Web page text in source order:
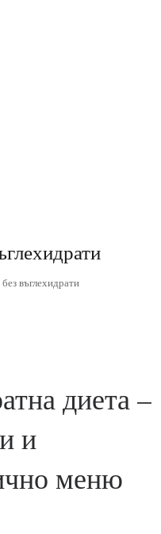
въглехидрати
диета –
и
меню